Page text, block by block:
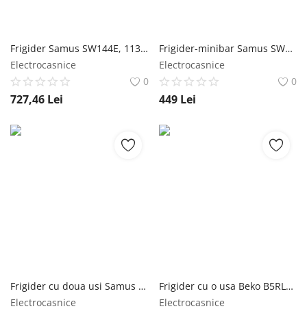
Frigider Samus SW144E, 113 L, Clasa energetica D, Termostat reglabil, 2 rafturi de sticla, H 84.5 cm, Alb Samus
Electrocasnice
0
727,46 Lei
Frigider-minibar Samus SW066RE, 47 l, Termostat reglabil, 1 raft de sticla, Clasa energetica E, H 50 cm, Alb Albatros
Electrocasnice
0
449 Lei
Frigider cu doua usi Samus SW346E, 248 L, Clasa energetica E, Alb Samus
Electrocasnice
Frigider cu o usa Beko B5RLNE365HDXB, 365 l, No Frost, HarvestFresh, AeroFlow, Everfresh, Clasa D, 186,5 cm, Inox Look Beko
Electrocasnice